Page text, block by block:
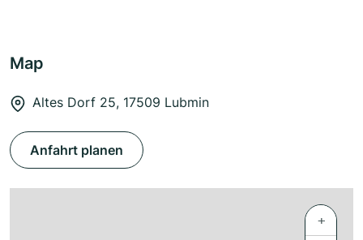
Map
Altes Dorf 25, 17509 Lubmin
Anfahrt planen
+